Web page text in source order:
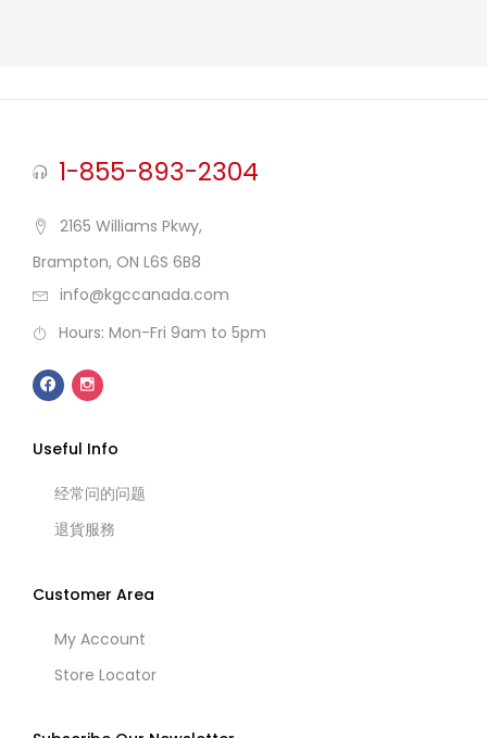
1-855-893-2304
2165 Williams Pkwy,
Brampton, ON L6S 6B8
info@kgccanada.com
Hours: Mon-Fri 9am to 5pm
Useful Info
经常问的问题
退貨服務
Customer Area
My Account
Store Locator